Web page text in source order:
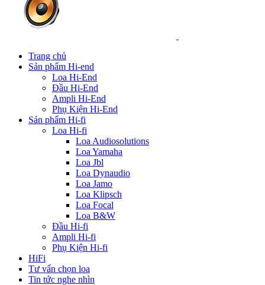
Trang chủ
Sản phẩm Hi-end
Loa Hi-End
Đầu Hi-End
Ampli Hi-End
Phụ Kiện Hi-End
Sản phẩm Hi-fi
Loa Hi-fi
Loa Audiosolutions
Loa Yamaha
Loa Jbl
Loa Dynaudio
Loa Jamo
Loa Klipsch
Loa Focal
Loa B&W
Đầu Hi-fi
Ampli Hi-fi
Phụ Kiện Hi-fi
HiFi
Tư vấn chọn loa
Tin tức nghe nhìn